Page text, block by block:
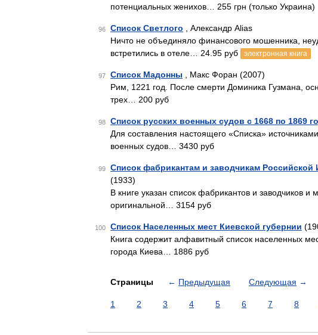
потенциальных женихов… 255 грн (только Украина)
96 Список Светлого , Александр Alias
Ничто не объединяло финансового мошенника,
встретились в отеле… 24.95 руб
электронная книга
97 Список Мадонны , Макс Форан (2007)
Рим, 1221 год. После смерти Доминика Гузмана,
трех… 200 руб
98 Список русских военных судов с 1668 по 1869
Для составления настоящего «Списка»
военных судов… 3430 руб
99 Список фабрикантам и заводчикам Российской
(1933)
В книге указан список фабрикантов и заводчиков
оригинальной… 3154 руб
100 Список Населенных мест Киевской губернии
Книга содержит алфавитный список населенных
города Киева… 1886 руб
Страницы ← Предыдущая Следующая →
1 2 3 4 5 6 7 8